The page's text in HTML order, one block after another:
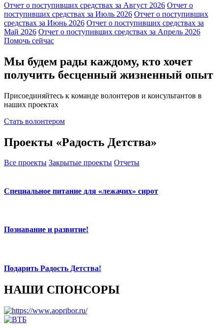
Отчет о поступивших средствах за Август 2026 Отчет о
поступивших средствах за Июль 2026 Отчет о поступивших
средствах за Июнь 2026 Отчет о поступивших средствах за
Май 2026 Отчет о поступивших средствах за Апрель 2026
Помочь сейчас
Мы будем рады каждому, кто хочет
получить бесценный жизненный опыт
Присоединяйтесь к команде волонтеров и консультантов в
наших проектах
Стать волонтером
Проекты «Радость Детства»
Все проекты Закрытые проекты Отчеты
Специальное питание для «лежачих» сирот
Познавание и развитие!
Подарить Радость Детства!
НАШИ СПОНСОРЫ